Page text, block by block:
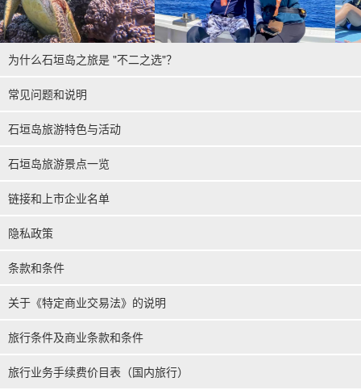
为什么石垣岛之旅是 "不二之选"？
常见问题和说明
石垣岛旅游特色与活动
石垣岛旅游景点一览
链接和上市企业名单
隐私政策
条款和条件
关于《特定商业交易法》的说明
旅行条件及商业条款和条件
旅行业务手续费价目表（国内旅行）